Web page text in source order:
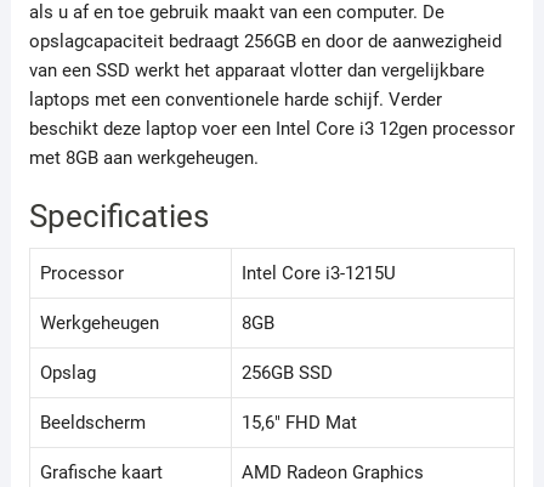
als u af en toe gebruik maakt van een computer. De
opslagcapaciteit bedraagt 256GB en door de aanwezigheid
van een SSD werkt het apparaat vlotter dan vergelijkbare
laptops met een conventionele harde schijf. Verder
beschikt deze laptop voer een Intel Core i3 12gen processor
met 8GB aan werkgeheugen.
Specificaties
Processor Intel Core i3-1215U
Werkgeheugen 8GB
Opslag 256GB SSD
Beeldscherm 15,6" FHD Mat
Grafische kaart AMD Radeon Graphics